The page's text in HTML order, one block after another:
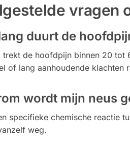
vragen
duurt de
trekt de hoofdpijn binnen 20 tot
of lang aanhoudende klachten
wordt mijn neus
specifieke chemische reactie
weg.